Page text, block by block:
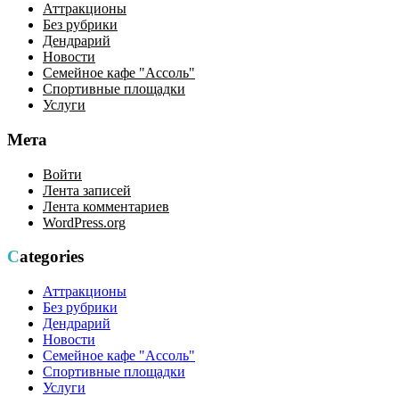
Аттракционы
Без рубрики
Дендрарий
Новости
Семейное кафе "Ассоль"
Спортивные площадки
Услуги
Мета
Войти
Лента записей
Лента комментариев
WordPress.org
Categories
Аттракционы
Без рубрики
Дендрарий
Новости
Семейное кафе "Ассоль"
Спортивные площадки
Услуги